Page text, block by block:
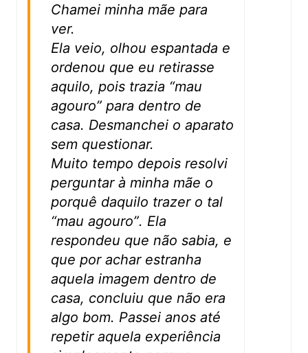
Chamei minha mãe para
ver.
Ela veio, olhou espantada e
ordenou que eu retirasse
aquilo, pois trazia “mau
agouro” para dentro de
casa. Desmanchei o aparato
sem questionar.
Muito tempo depois resolvi
perguntar à minha mãe o
porquê daquilo trazer o tal
“mau agouro”. Ela
respondeu que não sabia, e
que por achar estranha
aquela imagem dentro de
casa, concluiu que não era
algo bom. Passei anos até
repetir aquela experiência